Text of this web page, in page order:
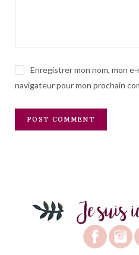
Enregistrer mon nom, mon
navigateur pour mon prochain